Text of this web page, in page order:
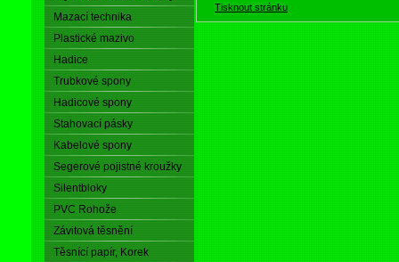
Mazací technika
Plastické mazivo
Hadice
Trubkové spony
Hadicové spony
Stahovací pásky
Kabelové spony
Segerové pojistné kroužky
Silentbloky
PVC Rohože
Závitová těsnění
Těsnící papír, Korek
Tisknout stránku